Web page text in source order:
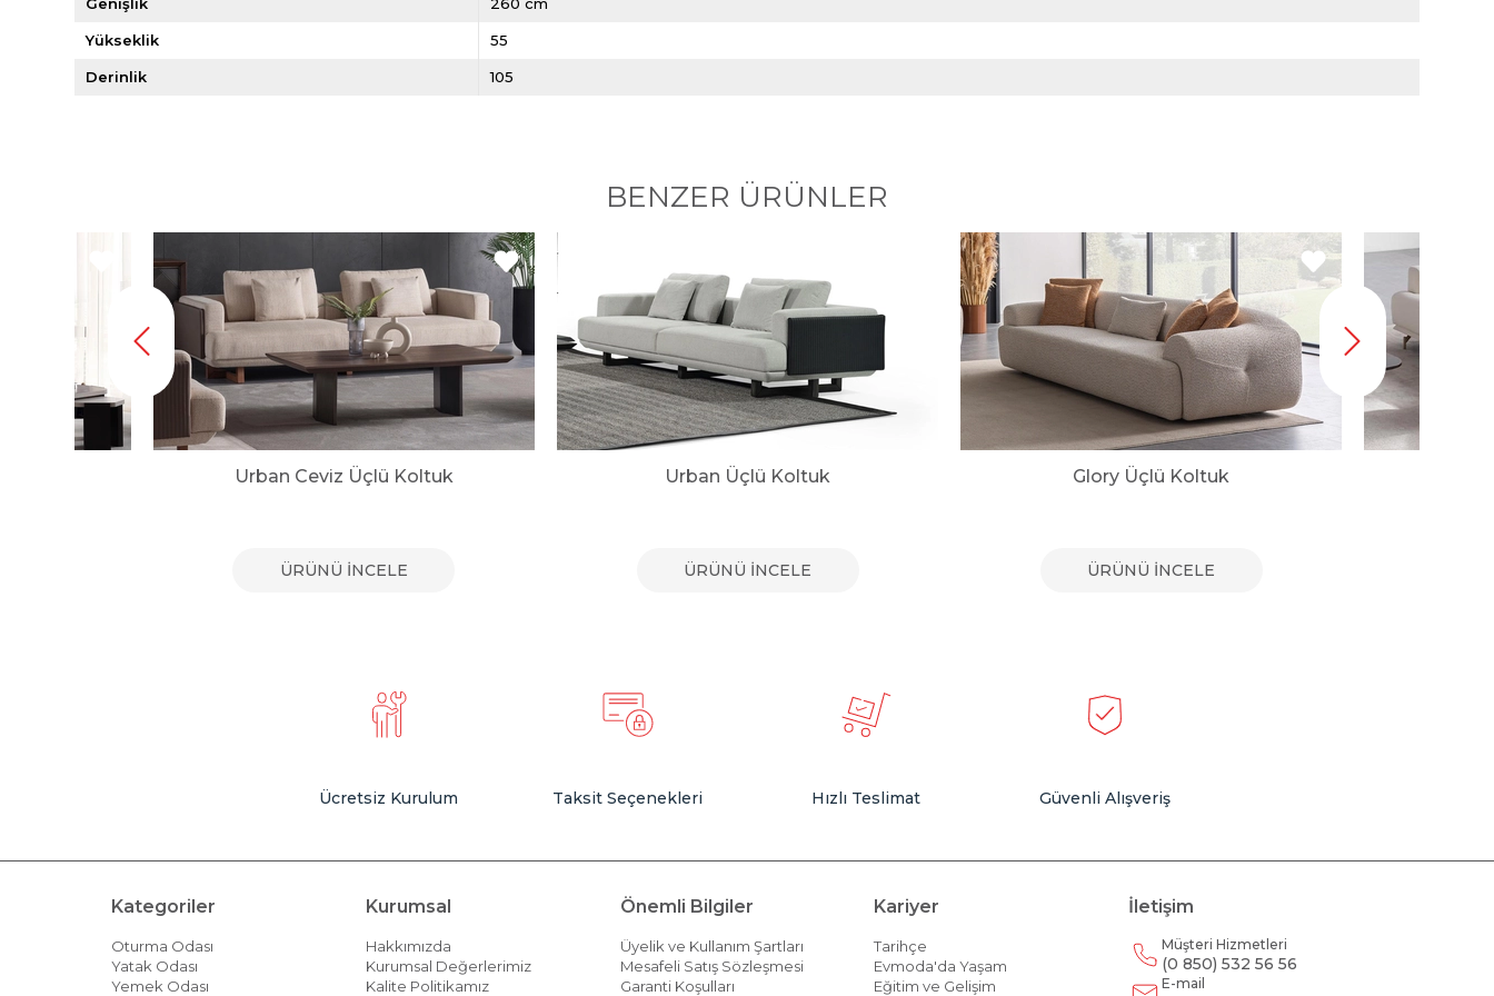
Yükseklik 55
Derinlik 105
BENZER ÜRÜNLER
Urban Ceviz Üçlü Koltuk
ÜRÜNÜ İNCELE
Urban Üçlü Koltuk
ÜRÜNÜ İNCELE
Glory Üçlü Koltuk
ÜRÜNÜ İNCELE
Ücretsiz Kurulum Taksit Seçenekleri Hızlı Teslimat Güvenli Alışveriş
Kategoriler
Oturma Odası
Yatak Odası
Yemek Odası
Kurumsal
Hakkımızda
Kurumsal Değerlerimiz
Kalite Politikamız
Önemli Bilgiler
Üyelik ve Kullanım Şartları
Mesafeli Satış Sözleşmesi
Garanti Koşulları
Kariyer
Tarihçe
Evmoda'da Yaşam
Eğitim ve Gelişim
İletişim
Müşteri Hizmetleri
(0 850) 532 56 56
E-mail